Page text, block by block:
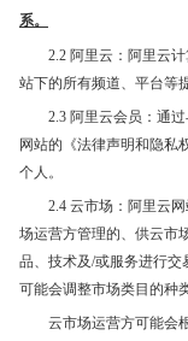
系。
2.2 阿里云：阿里云
站下的所有频道、平台等
2.3 阿里云会员：通
网站的《法律声明和隐私
个人。
2.4 云市场：阿里云
场运营方管理的、供云市
品、技术及/或服务进行
可能会调整市场类目的种
云市场运营方可能会